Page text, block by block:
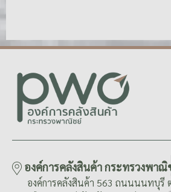
องค์การคลังสินค้า กระทรวงพาณิ
องค์การคลังสินค้า 563 ถนนนนทบุรี